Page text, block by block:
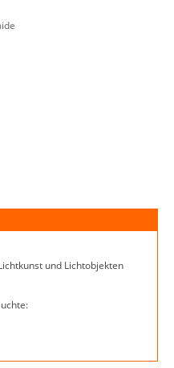
und Lichtobjekten